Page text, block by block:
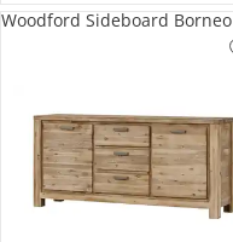
Woodford Sideboard Borneo